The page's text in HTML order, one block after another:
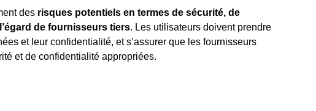
des risques potentiels en termes de sécurité, de
de fournisseurs tiers. Les utilisateurs doivent prendre
et leur confidentialité, et s’assurer que les fournisseurs
et de confidentialité appropriées.